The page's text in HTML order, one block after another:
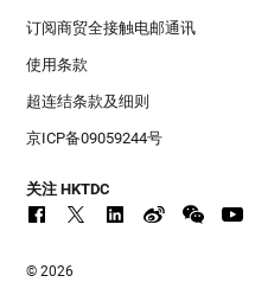
订阅商贸全接触电邮通讯
使用条款
超连结条款及细则
京ICP备09059244号
关注 HKTDC
© 2026